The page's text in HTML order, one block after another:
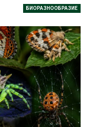
БИОРАЗНООБРАЗИЕ